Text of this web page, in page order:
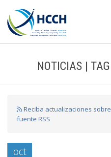
NOTICIAS |
Reciba actualizaciones
fuente RSS
oct